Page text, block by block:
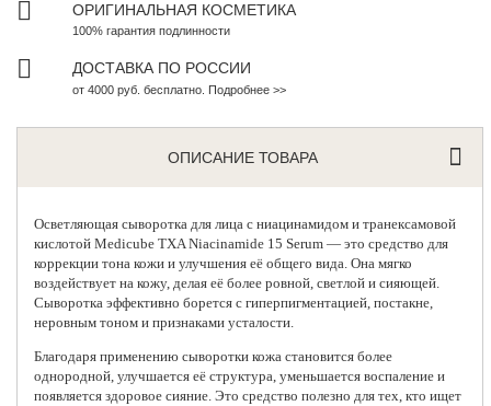
ОРИГИНАЛЬНАЯ КОСМЕТИКА
100% гарантия подлинности
ДОСТАВКА ПО РОССИИ
от 4000 руб. бесплатно. Подробнее >>
ОПИСАНИЕ ТОВАРА
Осветляющая сыворотка для лица с ниацинамидом и транексамовой
кислотойMedicube TXA Niacinamide 15 Serum — это средство для
коррекции тона кожи и улучшения её общего вида. Она мягко
воздействует на кожу, делая её более ровной, светлой и сияющей.
Сыворотка эффективно борется с гиперпигментацией, постакне,
неровным тоном и признаками усталости.
Благодаря применению сыворотки кожа становится более
однородной, улучшается её структура, уменьшается воспаление и
появляется здоровое сияние. Это средство полезно для тех, кто ищет